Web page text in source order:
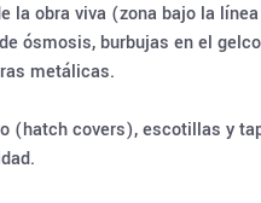
la obra viva (zona bajo la
ósmosis, burbujas en el
metálicas.
(hatch covers), escotillas y